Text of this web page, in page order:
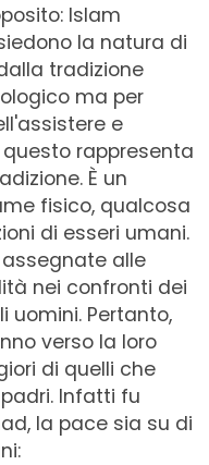
Islam
la natura di
tradizione
ma per
e
rappresenta
È un
fisico, qualcosa
di esseri umani.
alle
nei confronti dei
uomini. Pertanto,
verso la loro
di quelli che
Infatti fu
la pace sia su di